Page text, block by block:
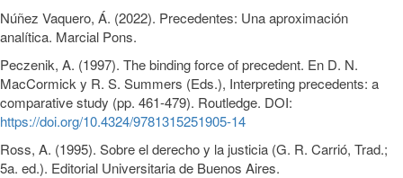
Núñez Vaquero, Á. (2022). Precedentes: Una aproximación
analítica. Marcial Pons.
Peczenik, A. (1997). The binding force of precedent. En D. N.
MacCormick y R. S. Summers (Eds.), Interpreting precedents: a
comparative study (pp. 461-479). Routledge. DOI:
https://doi.org/10.4324/9781315251905-14
Ross, A. (1995). Sobre el derecho y la justicia (G. R. Carrió, Trad.;
5a. ed.). Editorial Universitaria de Buenos Aires.